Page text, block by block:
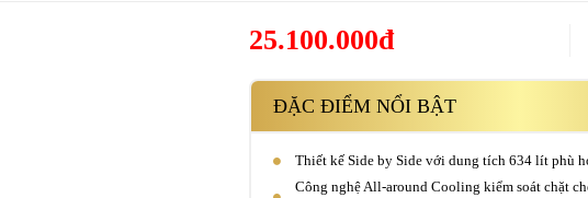
25.100.000đ
ĐẶC ĐIỂM NỔI BẬT
Thiết kế Side by Side với dung tích 634 lít phù
Công nghệ All-around Cooling kiểm soát chặt